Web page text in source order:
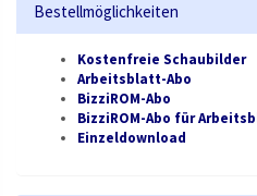
Bestellmöglichkeiten
Kostenfreie Schaubilder
Arbeitsblatt-Abo
BizziROM-Abo
BizziROM-Abo für
Einzeldownload